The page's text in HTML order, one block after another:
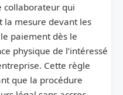
collaborateur qui
la mesure devant les
paiement dès le
physique de l’intéressé
Cette règle
que la procédure